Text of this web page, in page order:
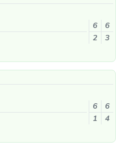
6
6
2
3
6
6
1
4